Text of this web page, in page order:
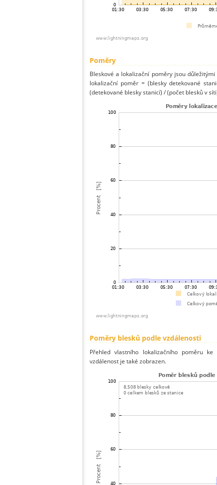
Poměry
Bleskové a lokalizační poměry jsou
lokalizační poměr = (blesky detekované
(detekované blesky stanicí) / (počet blesků v
Poměry blesků podle vzdálenosti
Přehled vlastního lokalizačního poměru
vzdálenost je také zobrazen.